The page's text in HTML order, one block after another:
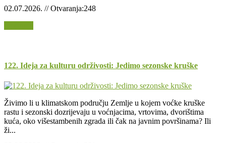
02.07.2026. // Otvaranja:248
122. Ideja za kulturu održivosti: Jedimo sezonske kruške
Živimo li u klimatskom području Zemlje u kojem voćke kruške
rastu i sezonski dozrijevaju u voćnjacima, vrtovima, dvorištima
kuća, oko višestambenih zgrada ili čak na javnim površinama? Ili
ži...